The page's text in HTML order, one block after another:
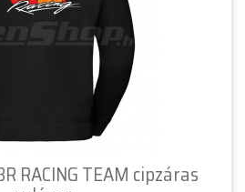
RACING TEAM cipzáras